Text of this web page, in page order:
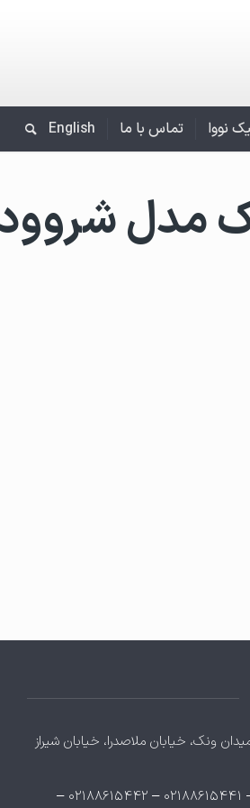
نووا تماس با ما English
مدل
ونک، خيابان ملاصدرا، خيابان شيراز
۰۲۱۸۸۶۱۵۴۴۰ – ۰۲۱۸۸۶۱۵۴۴۱ – ۰۲۱۸۸۶۱۵۴۴۲ –